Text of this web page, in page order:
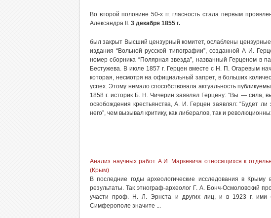
Во второй половине 50-х гг. гласность стала первым
Александра II. 3 декабря 1855 г.
был закрыт Высший цензурный комитет, ослаблены
издания “Вольной русской типографии”, созданной А И.
номер сборника “Полярная звезда”, названный Герценом в
Бестужева. В июле 1857 г. Герцен вместе с Н. П. Огаревым
которая, несмотря на официальный запрет, в больших
успех. Этому немало способствовала актуальность
1858 г. историк Б. Н. Чичерин заявлял Герцену: “Вы — сила,
освобождения крестьянства, А. И. Герцен заявлял: “Будет
него”, чем вызывал критику, как либералов, так и
Анализ научных работ А.И. Маркевича относящихся к
(Крым)
В последние годы археологические исследования в
результаты. Так этнограф-археолог Г. А. Бонч-Осмоловский
участи проф. Н. Л. Эрнста и других лиц, и в 1923 г.
Симферополе значите ...